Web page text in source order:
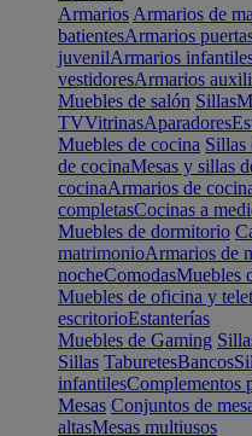
Armarios Armarios de
batientesArmarios
juvenilArmarios
vestidoresArmarios
Muebles de salón Sillas
TVVitrinasAparadores
Muebles de cocina Sillas
de cocinaMesas y sillas
cocinaArmarios de
completasCocinas a
Muebles de dormitorio
matrimonioArmarios de
nocheComodasMuebles
Muebles de oficina y
escritorioEstanterías
Muebles de Gaming
Sillas TaburetesBancos
infantilesComplementos
Mesas Conjuntos de
altasMesas multiusos